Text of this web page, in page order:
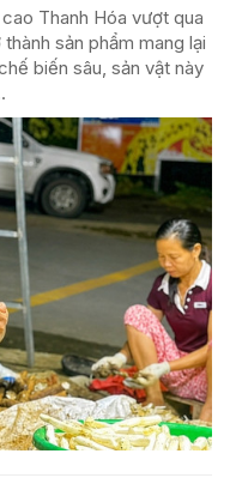
Thanh Hóa vượt qua
sản phẩm mang lại
biến sâu, sản vật này